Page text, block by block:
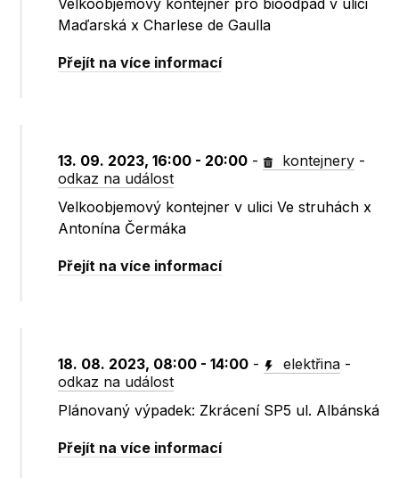
Velkoobjemový kontejner pro bioodpad v ulici
Maďarská x Charlese de Gaulla
Přejít na více informací
13. 09. 2023, 16:00 - 20:00 - kontejnery -
odkaz na událost
Velkoobjemový kontejner v ulici Ve struhách x
Antonína Čermáka
Přejít na více informací
18. 08. 2023, 08:00 - 14:00 - elektřina -
odkaz na událost
Plánovaný výpadek: Zkrácení SP5 ul. Albánská
Přejít na více informací